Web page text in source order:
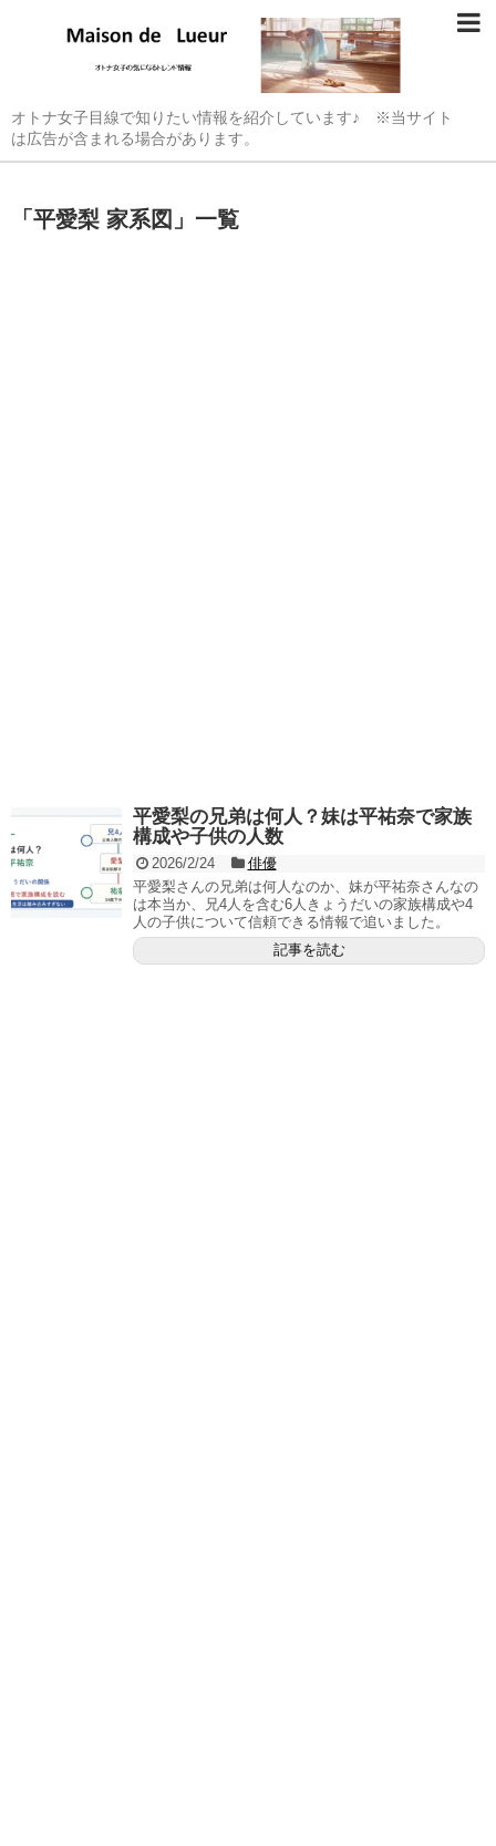
オトナ女子目線で知りたい情報を紹介しています♪ ※当サイト
は広告が含まれる場合があります。
「 平愛梨 家系図 」 一覧
平愛梨の兄弟は何人？妹は平祐奈で家族
構成や子供の人数
2026/2/24
俳優
平愛梨さんの兄弟は何人なのか、妹が平祐奈さんなの
は本当か、兄4人を含む6人きょうだいの家族構成や4
人の子供について信頼できる情報で追いました。
記事を読む